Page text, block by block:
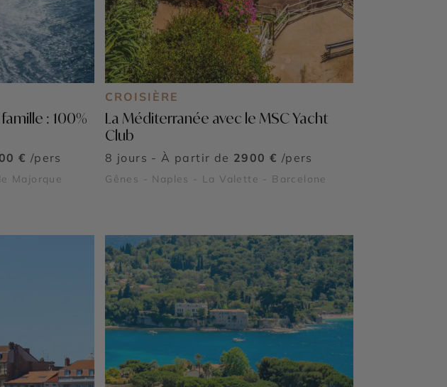
: 100%
€ /pers
Majorque
CROISIÈRE
La Méditerranée avec le MSC Yacht
Club
8 jours - À partir de 2900 € /pers
Gênes - Naples - La Valette - Barcelone